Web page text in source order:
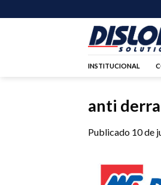
to
INSTITUCIONAL
anti
Publicado 10 de